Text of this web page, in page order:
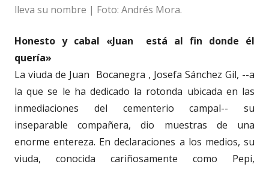
lleva su nombre | Foto: Andrés Mora.
Honesto y cabal «Juan está al fin donde él
quería»
La viuda de Juan Bocanegra , Josefa Sánchez Gil, --a
la que se le ha dedicado la rotonda ubicada en las
inmediaciones del cementerio campal-- su
inseparable compañera, dio muestras de una
enorme entereza. En declaraciones a los medios, su
viuda, conocida cariñosamente como Pepi,